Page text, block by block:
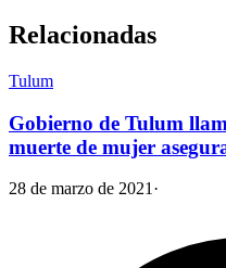
Relacionadas
Tulum
Gobierno de Tulum
muerte de mujer
28 de marzo de 2021 ·